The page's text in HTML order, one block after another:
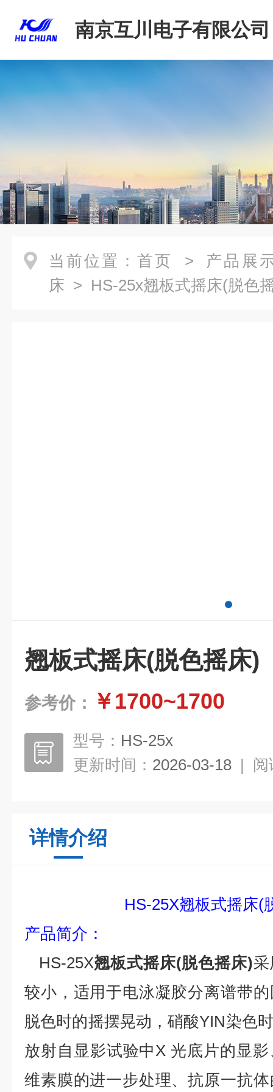
南京互川电子有限公司
当前位置： 首页 > 产品展
床 > HS-25x翘板式摇床(脱色
翘板式摇床(脱色摇床)
参考价： ￥1700~1700
型号： HS-25x
更新时间： 2026-03-18 | 阅
详情介绍
HS-25X翘板式摇床(
产品简介 ：
HS-25X翘板式摇床(脱色摇床)
较小，适用于电泳凝胶分离谱带
脱色时的摇摆晃动，硝酸YIN染色
放射自显影试验中X 光底片的显
维素膜的进一步处理、抗原一抗